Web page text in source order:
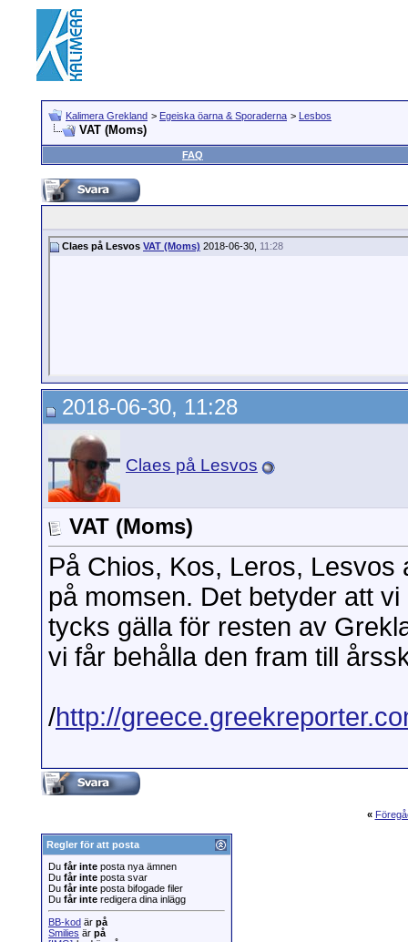
Kalimera Grekland > Egeiska öarna & Sporaderna > Lesbos
VAT (Moms)
FAQ
Claes på Lesvos VAT (Moms) 2018-06-30, 11:28
2018-06-30, 11:28
Claes på Lesvos
VAT (Moms)
På Chios, Kos, Leros,
på momsen. Det betyder att
tycks gälla för resten av
vi får behålla den fram till
/http://
«
Regler för att posta
Du får inte posta nya ämnen
Du får inte posta svar
Du får inte posta bifogade filer
Du får inte redigera dina inlägg
BB-kod är på
Smilies är på